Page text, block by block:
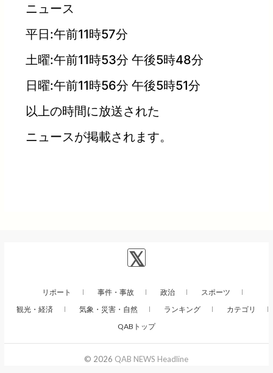
ニュース
平日:午前11時57分
土曜:午前11時53分 午後5時48分
日曜:午前11時56分 午後5時51分
以上の時間に放送された
ニュースが掲載されます。
リポート 事件・事故 政治
スポーツ
観光・経済
気象・災害・自然 ランキング
カテゴリ
QABトップ
© 2026 QAB NEWS Headline